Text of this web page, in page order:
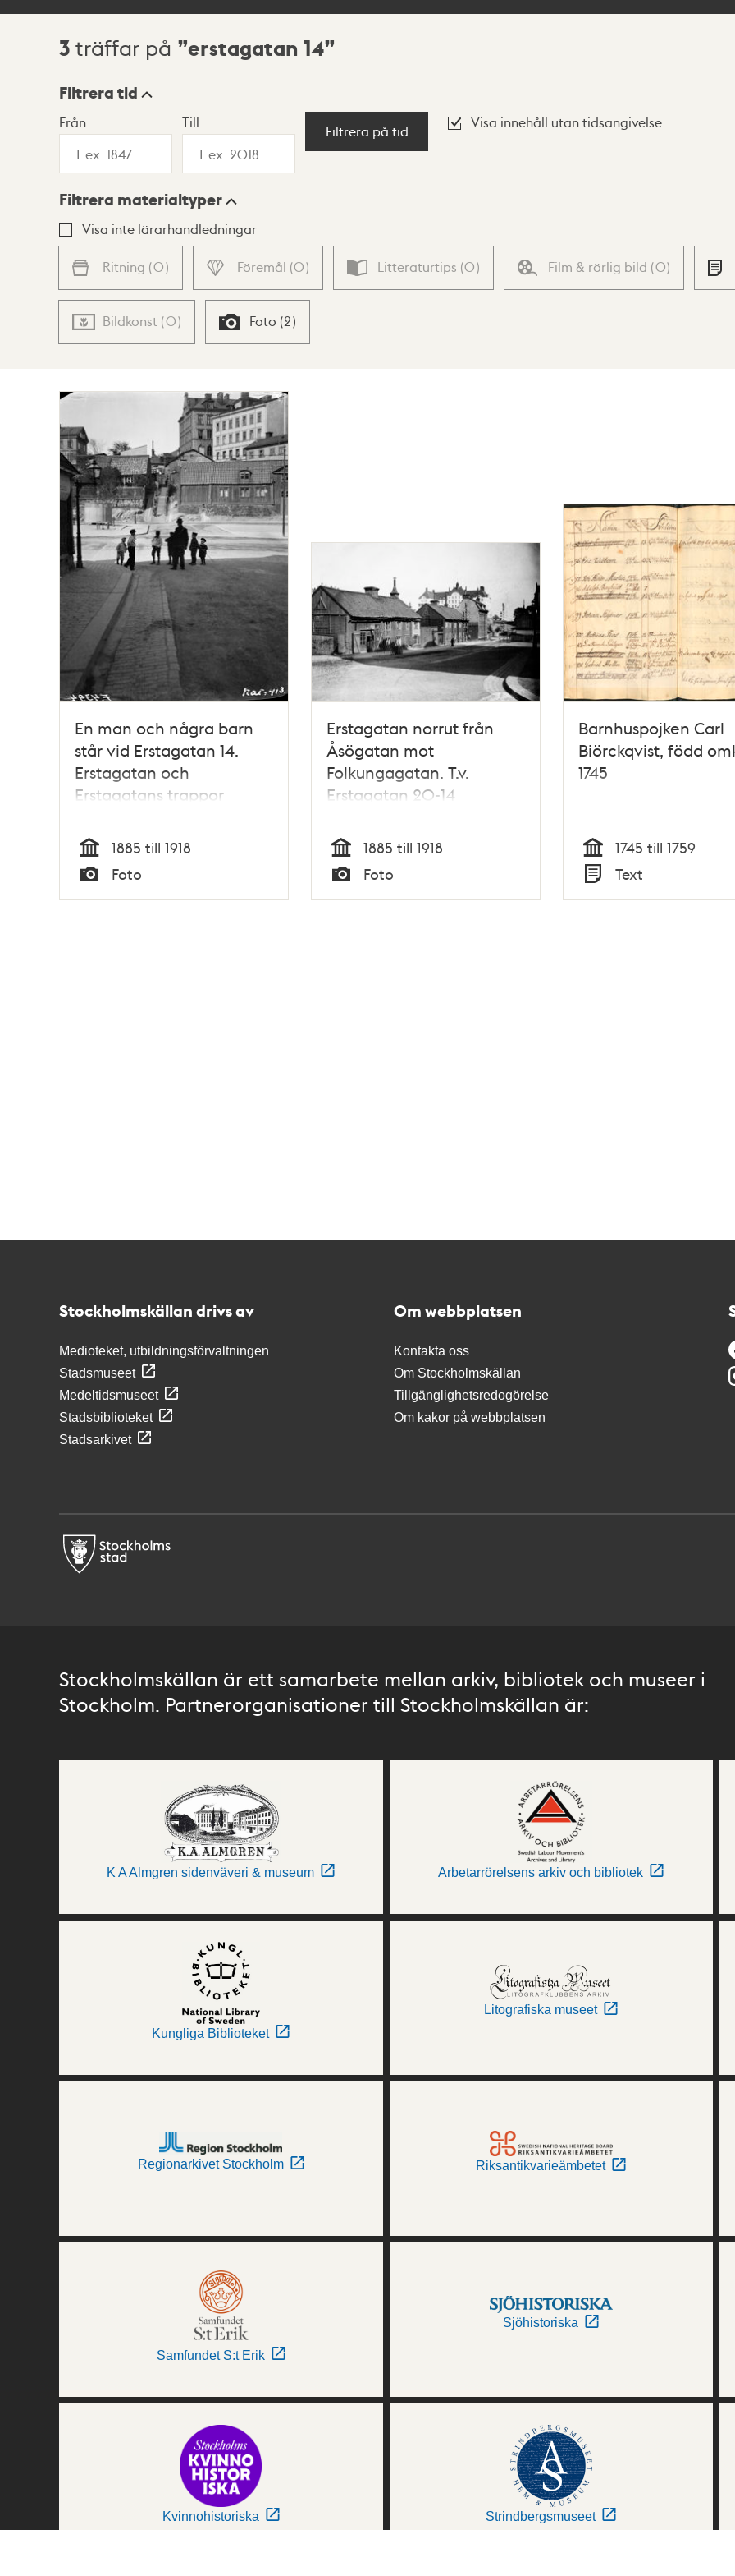
Sökresultat
3 träffar på erstagatan 14
Visningsläge
Lista Karta
Filtrera tid
Från Till
Filtrera på tid
Visa innehåll utan tidsangivelse
Filtrera materialtyper
Visa inte lärarhandledningar
Ritning (0) Föremål (0) Litteraturtips (0) Film & rörlig bild (0)
Bildkonst (0) Foto (2)
En man och några barn
står vid Erstagatan 14.
Erstagatan och
Erstagatans trappor
norrut vid korsningen
med Folkungagatan
Tid
1885 till 1918
Typ
Foto
Erstagatan norrut från
Åsögatan mot
Folkungagatan. T.v.
Erstagatan 20-14
Tid
1885 till 1918
Typ
Foto
Barnhuspojken Carl
Biörckqvist, född
1745
Tid
1745 till 1759
Typ
Text
Stockholmskällan drivs av
Medioteket, utbildningsförvaltningen
Stadsmuseet
Medeltidsmuseet
Stadsbiblioteket
Stadsarkivet
Om webbplatsen
Kontakta oss
Om Stockholmskällan
Tillgänglighetsredogörelse
Om kakor på webbplatsen
Stockholmskällan är ett samarbete mellan arkiv, bibliotek och museer i
Stockholm. Partnerorganisationer till Stockholmskällan är:
K A Almgren sidenväveri & museum Arbetarrörelsens arkiv och bibliotek
Kungliga Biblioteket
Litografiska museet
Regionarkivet Stockholm Riksantikvarieämbetet
Samfundet S:t Erik
Sjöhistoriska
Kvinnohistoriska Strindbergsmuseet